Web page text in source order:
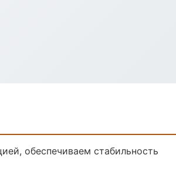
обеспечиваем стабильность